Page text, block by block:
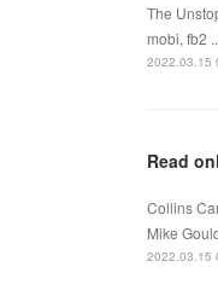
The
mobi, fb2
2022.03.15
Read
Collins
Mike
2022.03.15